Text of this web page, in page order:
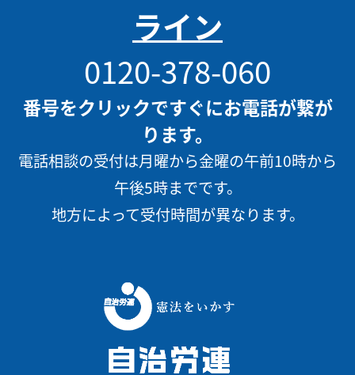
ライン
0120-378-060
番号をクリックですぐにお電話が繋が
ります。
電話相談の受付は月曜から金曜の午前10時から
午後5時までです。
地方によって受付時間が異なります。